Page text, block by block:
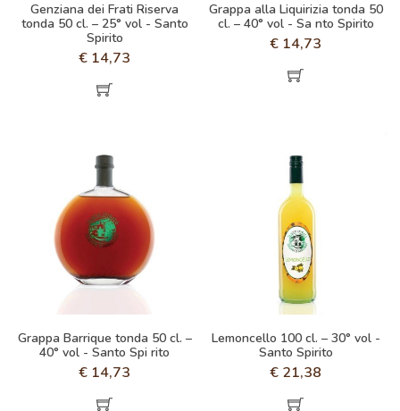
Genziana dei Frati Riserva
tonda 50 cl. – 25° vol - Santo
Spirito
€ 14,73
Grappa alla Liquirizia tonda 50
cl. – 40° vol - Sa nto Spirito
€ 14,73
Grappa Barrique tonda 50 cl. –
40° vol - Santo Spi rito
€ 14,73
Lemoncello 100 cl. – 30° vol -
Santo Spirito
€ 21,38